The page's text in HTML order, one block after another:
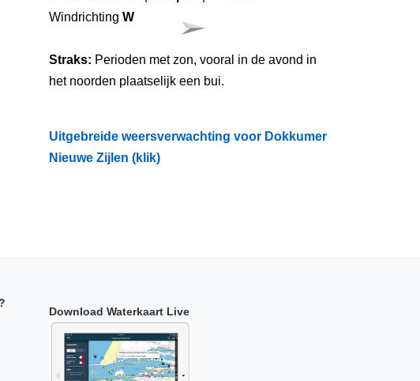
Windrichting W
Straks: Perioden met zon, vooral in de avond in
het noorden plaatselijk een bui.
Uitgebreide weersverwachting voor Dokkumer
Nieuwe Zijlen (klik)
Download Waterkaart Live